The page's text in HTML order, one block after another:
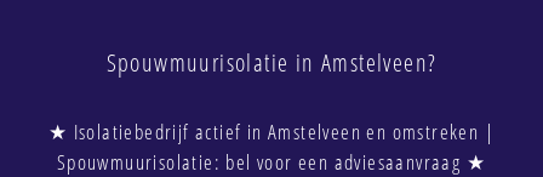
Spouwmuurisolatie in Amstelveen?
★ Isolatiebedrijf actief in Amstelveen en omstreken |
Spouwmuurisolatie: bel voor een adviesaanvraag ★